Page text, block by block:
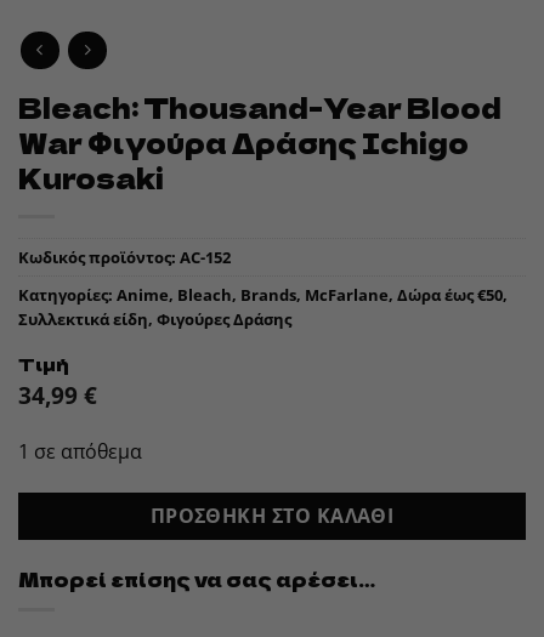
Bleach: Thousand-Year Blood
War Φιγούρα Δράσης Ichigo
Kurosaki
Κωδικός προϊόντος: AC-152
Κατηγορίες: Anime, Bleach, Brands, McFarlane, Δώρα έως €50,
Συλλεκτικά είδη, Φιγούρες Δράσης
Τιμή
34,99 €
1 σε απόθεμα
ΠΡΟΣΘΉΚΗ ΣΤΟ ΚΑΛΆΘΙ
Μπορεί επίσης να σας αρέσει…